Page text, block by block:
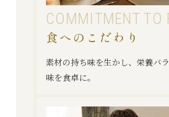
COMMITMENTTO
食へのこだわり
素材の持ち味を生かし、栄養バ
味を食卓に。